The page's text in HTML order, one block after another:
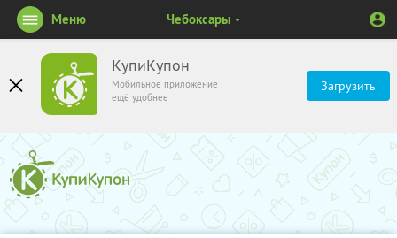
КупиКупон
Мобильное приложение
ещё удобнее
Загрузить
Меню Чебоксары